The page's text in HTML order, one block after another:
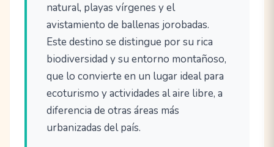
natural, playas vírgenes y el
avistamiento de ballenas jorobadas.
Este destino se distingue por su rica
biodiversidad y su entorno montañoso,
que lo convierte en un lugar ideal para
ecoturismo y actividades al aire libre, a
diferencia de otras áreas más
urbanizadas del país.